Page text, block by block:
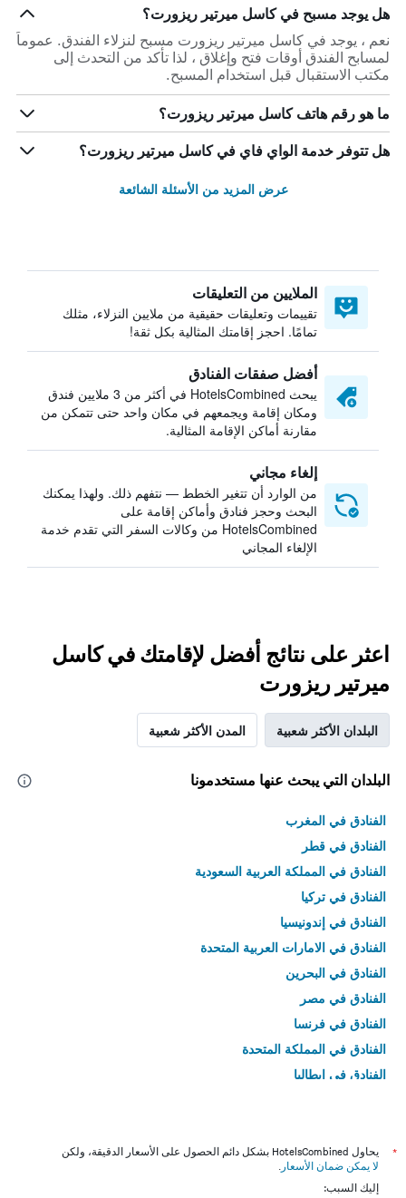
هل يوجد مسبح في كاسل ميرتير ريزورت؟
نعم ، يوجد في كاسل ميرتير ريزورت مسبح لنزلاء الفندق. عموماً
لمسابح الفندق أوقات فتح وإغلاق ، لذا تأكد من التحدث إلى
مكتب الاستقبال قبل استخدام المسبح.
ما هو رقم هاتف كاسل ميرتير ريزورت؟
هل تتوفر خدمة الواي فاي في كاسل ميرتير ريزورت؟
عرض المزيد من الأسئلة الشائعة
الملايين من التعليقات
تقييمات وتعليقات حقيقية من ملايين النزلاء، مثلك
تمامًا. احجز إقامتك المثالية بكل ثقة!
أفضل صفقات الفنادق
يبحث HotelsCombined في أكثر من 3 ملايين فندق
ومكان إقامة ويجمعهم في مكان واحد حتى تتمكن من
مقارنة أماكن الإقامة المثالية.
إلغاء مجاني
من الوارد أن تتغير الخطط — نتفهم ذلك. ولهذا يمكنك
البحث وحجز فنادق وأماكن إقامة على
HotelsCombined من وكالات السفر التي تقدم خدمة
الإلغاء المجاني
اعثر على نتائج أفضل لإقامتك في كاسل
ميرتير ريزورت
البلدان الأكثر شعبية المدن الأكثر شعبية
البلدان التي يبحث عنها مستخدمونا
الفنادق في المغرب
الفنادق في قطر
الفنادق في المملكة العربية السعودية
الفنادق في تركيا
الفنادق في إندونيسيا
الفنادق في الامارات العربية المتحدة
الفنادق في البحرين
الفنادق في مصر
الفنادق في فرنسا
الفنادق في المملكة المتحدة
الفنادق في إيطاليا
*
يحاول HotelsCombined بشكل دائم الحصول على الأسعار الدقيقة، ولكن
لا يمكن ضمان الأسعار .
إليك السبب: